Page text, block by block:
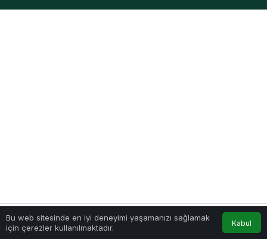
Bu web sitesinde en iyi deneyimi yaşamanızı sağlamak
için çerezler kullanılmaktadır.
Kabul
Anasayfa